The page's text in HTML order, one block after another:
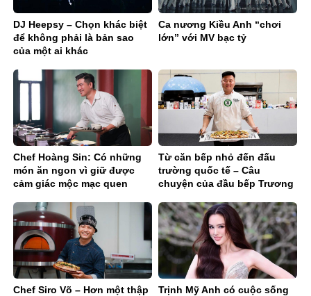
DJ Heepsy – Chọn khác biệt
để không phải là bản sao
của một ai khác
Ca nương Kiều Anh “chơi
lớn” với MV bạc tỷ
Chef Hoàng Sin: Có những
món ăn ngon vì giữ được
cảm giác mộc mạc quen
Từ căn bếp nhỏ đến đấu
trường quốc tế – Câu
chuyện của đầu bếp Trương
Chef Siro Võ – Hơn một thập
Trịnh Mỹ Anh có cuộc sống